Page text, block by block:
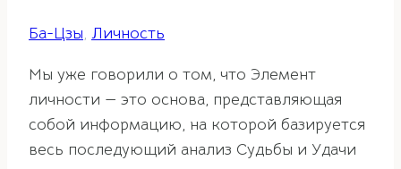
Ба-Цзы, Личность
Мы уже говорили о том, что Элемент
личности — это основа, представляющая
собой информацию, на которой базируется
весь последующий анализ Судьбы и Удачи